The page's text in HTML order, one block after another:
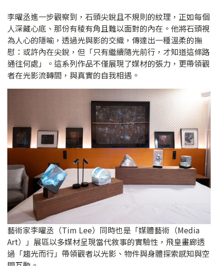
李曜丞進一步觀察到，石頭尖銳且不規則的紋理，正如每個
人深藏心底、那份有稜有角且難以面對的內在。他將石頭視
為人心的隱喻，透過光與影的交織，傳達出一種溫柔的撫
慰：或許內在尖銳，但「只有繼續隨光前行，才知道這條路
通往何處」。這系列作品不僅展現了媒材的張力，更帶領觀
者在光影流轉間，與真實的自我相遇。
藝術家李曜丞（Tim Lee）同時也是「媒體藝術（Media
Art）」展區以多媒材呈現當代敘事的實驗性，飛皇畫廊透
過「趨光而行」帶領觀者以光影、物件與身體探索感知與空